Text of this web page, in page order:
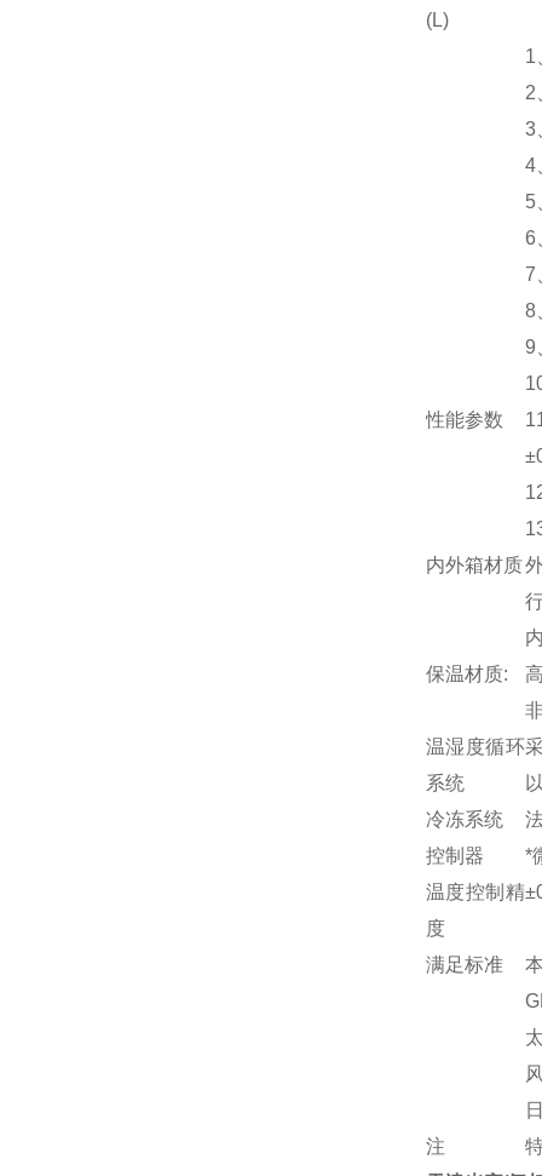
(L)
性能参数
1
2
3
4
5
6
7
8
9
内外箱材质
保温材质:
温湿度循环
系统
冷冻系统
控制器
*
温度控制精
度
满足标准
注